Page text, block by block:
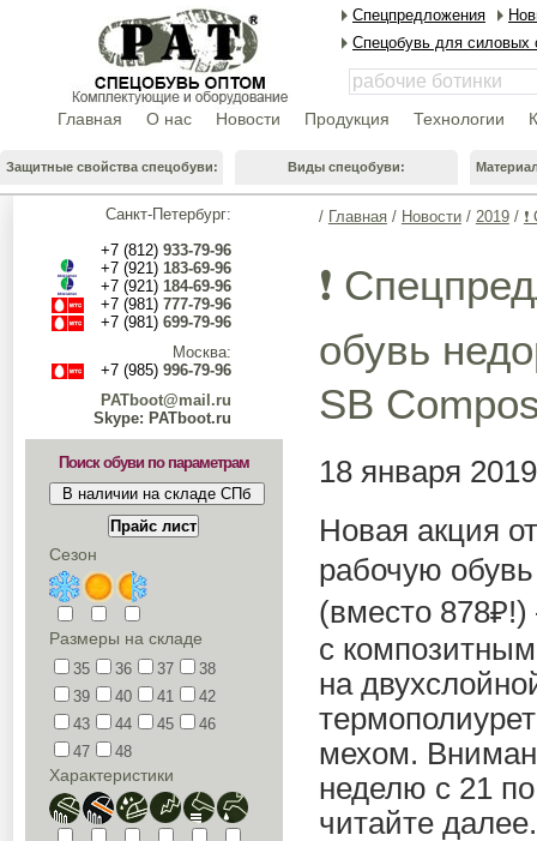
Санкт-Петербург:
+7 (812) 933-79-96
+7 (921) 183-69-96
+7 (921) 184-69-96
+7 (981) 777-79-96
+7 (981) 699-79-96
Москва:
+7 (985) 996-79-96
PATboot@mail.ru
Skype: PATboot.ru
Поиск обуви по параметрам
Сезон
Размеры на складе
35 36 37
38
39
40 41
42
43
44 45
46
47
48
Характеристики
/ Главная/ Новости/ 2019/
❗
обувь
SB
18 января 2019
Новая акция
рабочую
(вместо
с
на
мехом.
неделю с 21 по
читайте
Спецпредложения
Спецобувь для силовых
Главная О нас Новости Продукция Технологии
Защитные свойства спецобуви: Виды спецобуви: